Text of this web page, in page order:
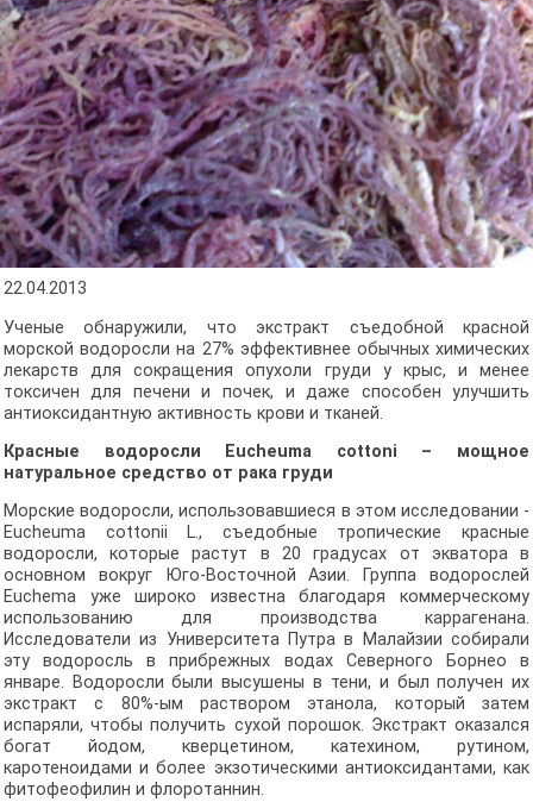
22.04.2013
Ученые обнаружили, что экстракт съедобной красной
морской водоросли на 27% эффективнее обычных химических
лекарств для сокращения опухоли груди у крыс, и менее
токсичен для печени и почек, и даже способен улучшить
антиоксидантную активность крови и тканей.
Красные водоросли Eucheuma cottoni – мощное
натуральное средство от рака груди
Морские водоросли, использовавшиеся в этом исследовании -
Eucheuma cottonii L., съедобные тропические красные
водоросли, которые растут в 20 градусах от экватора в
основном вокруг Юго-Восточной Азии. Группа водорослей
Euchema уже широко известна благодаря коммерческому
использованию для производства каррагенана.
Исследователи из Университета Путра в Малайзии собирали
эту водоросль в прибрежных водах Северного Борнео в
январе. Водоросли были высушены в тени, и был получен их
экстракт с 80%-ым раствором этанола, который затем
испаряли, чтобы получить сухой порошок. Экстракт оказался
богат йодом, кверцетином, катехином, рутином,
каротеноидами и более экзотическими антиоксидантами, как
фитофеофилин и флоротаннин.